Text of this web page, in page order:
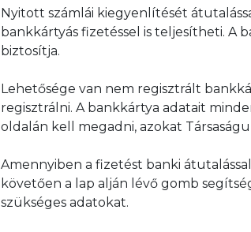
Nyitott számlái kiegyenlítését
bankkártyás fizetéssel is teljesítheti. A
biztosítja.
Lehetősége van nem regisztrált
regisztrálni. A bankkártya adatait
oldalán kell megadni, azokat
Amennyiben a fizetést banki
követően a lap alján lévő gomb
szükséges adatokat.